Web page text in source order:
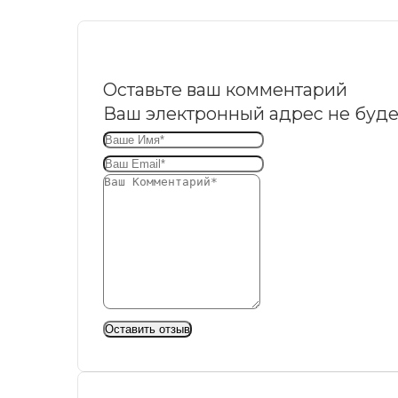
Оставьте ваш комментарий
Ваш электронный адрес не
Оставить отзыв